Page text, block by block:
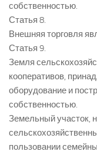
собственностью.
Статья 8.
Внешняя торговля
Статья 9.
Земля
кооперативов,
оборудование и
собственностью.
Земельный участок,
пользовании